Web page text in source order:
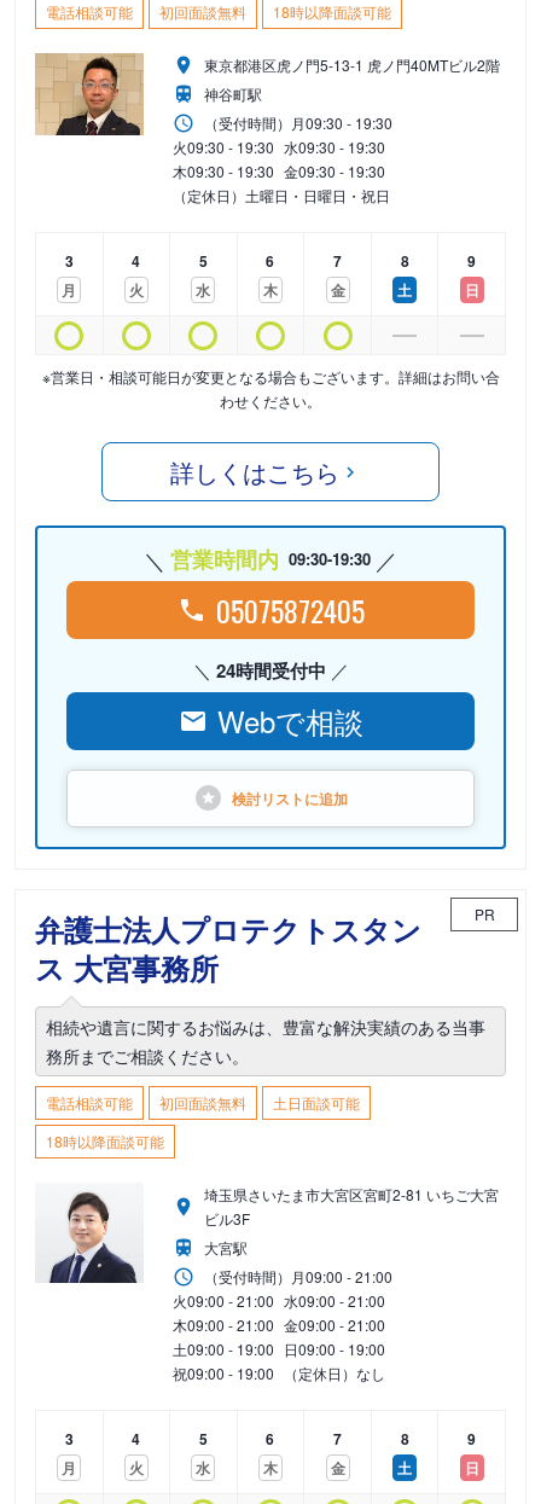
電話相談可能 初回面談無料 18時以降面談可能
東京都港区虎ノ門5-13-1 虎ノ門40MTビル2階
神谷町駅
（受付時間） 月09:30 - 19:30
火09:30 - 19:30 水09:30 - 19:30
木09:30 - 19:30 金09:30 - 19:30
（定休日）土曜日・日曜日・祝日
3
月
4
火
5
水
6
木
7
金
8
土
9
日
※営業日・相談可能日が変更となる場合もございます。詳細はお問い合
わせください。
詳しくはこちら
営業時間内 09:30-19:30
05075872405
24時間受付中
Webで相談
検討リストに追加
弁護士法人プロテクトスタン
ス 大宮事務所
PR
相続や遺言に関するお悩みは、豊富な解決実績のある当事
務所までご相談ください。
電話相談可能 初回面談無料
土日面談可能
18時以降面談可能
埼玉県さいたま市大宮区宮町2-81 いちご大宮
ビル3F
大宮駅
（受付時間） 月09:00 - 21:00
火09:00 - 21:00 水09:00 - 21:00
木09:00 - 21:00 金09:00 - 21:00
土09:00 - 19:00 日09:00 - 19:00
祝09:00 - 19:00 （定休日）なし
3
月
4
火
5
水
6
木
7
金
8
土
9
日